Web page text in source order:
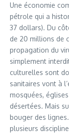
Une économie
pétrole qui a
37 dollars). Du
de 20 millions de
propagation du
simplement
culturelles sont
sanitaires vont à
mosquées,
désertées. Mais
bouger des
plusieurs